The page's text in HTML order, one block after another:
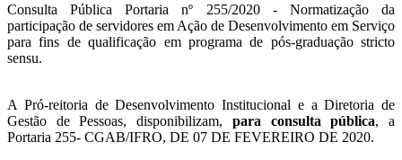
Consulta Pública Portaria nº 255/2020 - Normatização da
participação de servidores em Ação de Desenvolvimento em Serviço
para fins de qualificação em programa de pós-graduação stricto
sensu.
A Pró-reitoria de Desenvolvimento Institucional e a Diretoria de
Gestão de Pessoas, disponibilizam, para consulta pública, a
Portaria 255- CGAB/IFRO, DE 07 DE FEVEREIRO DE 2020.